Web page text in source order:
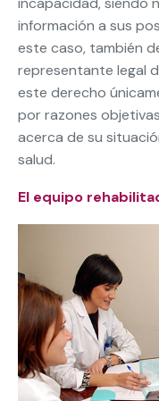
información a sus
este caso, también
representante legal
este derecho
por razones
acerca de su
salud.
El equipo